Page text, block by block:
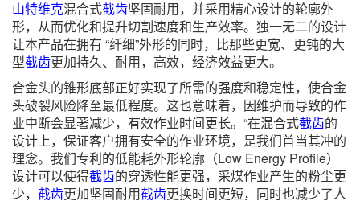
山特维克混合式截齿坚固耐用，并采用精心设计的轮廓外
形，从而优化和提升切割速度和生产效率。独一无二的设计
让本产品在拥有 “纤细”外形的同时，比那些更宽、更钝的大
型截齿更加持久、耐用，高效，经济效益更大。
合金头的锥形底部正好实现了所需的强度和稳定性，使合金
头破裂风险降至最低程度。这也意味着，因维护而导致的作
业中断会显著减少，有效作业时间更长。“在混合式截齿的
设计上，保证客户拥有安全的作业环境，是我们首当其冲的
理念。我们专利的低能耗外形轮廓（Low Energy Profile）
设计可以使得截齿的穿透性能更强，采煤作业产生的粉尘更
少， 截齿更加坚固耐用截齿更换时间更短，同时也减少了人